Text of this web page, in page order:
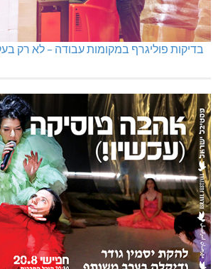
בדיקות פוליגרף במקומות עבודה – לא רק